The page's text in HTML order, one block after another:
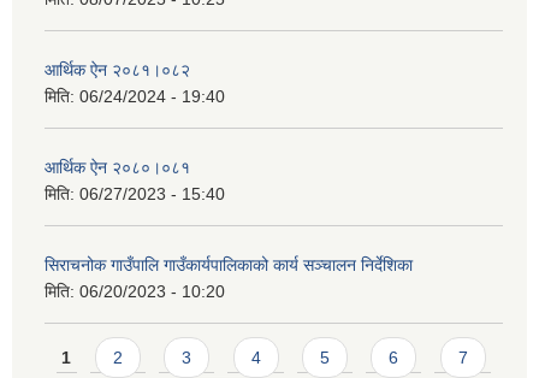
आर्थिक ऐन २०८१।०८२
मिति: 06/24/2024 - 19:40
आर्थिक ऐन २०८०।०८१
मिति: 06/27/2023 - 15:40
सिराचनोक गाउँपालि गाउँकार्यपालिकाको कार्य सञ्चालन निर्देशिका
मिति: 06/20/2023 - 10:20
Pages
1 2 3 4 5 6 7